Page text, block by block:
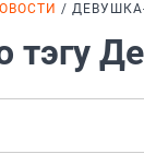
тэгу